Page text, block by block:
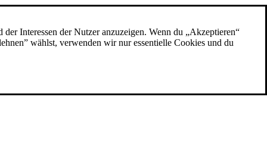
Interessen der Nutzer anzuzeigen. Wenn du „Akzeptieren“
wählst, verwenden wir nur essentielle Cookies und du